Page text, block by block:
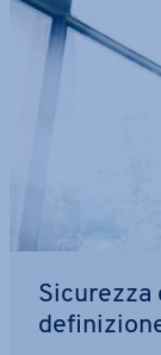
Sicurezza